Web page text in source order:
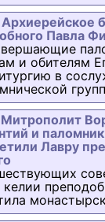
Павла
и обителям
в
Митрополит
и
Лавру